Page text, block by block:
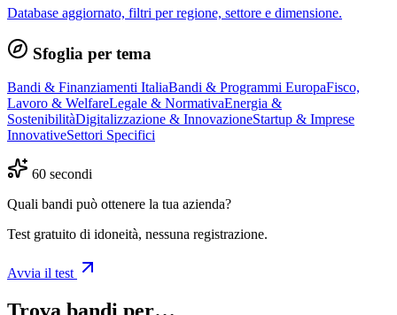
Database aggiornato, filtri per regione, settore e dimensione.
Sfoglia per tema
Bandi & Finanziamenti ItaliaBandi & Programmi EuropaFisco,
Lavoro & WelfareLegale & NormativaEnergia &
SostenibilitàDigitalizzazione & InnovazioneStartup & Imprese
InnovativeSettori Specifici
60 secondi
Quali bandi può ottenere la tua azienda?
Test gratuito di idoneità, nessuna registrazione.
Avvia il test